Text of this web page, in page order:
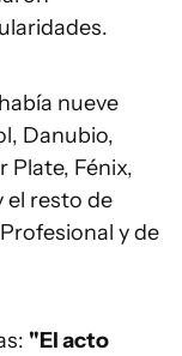
nueve
Danubio,
Plate, Fénix,
el resto de
y de
"El acto